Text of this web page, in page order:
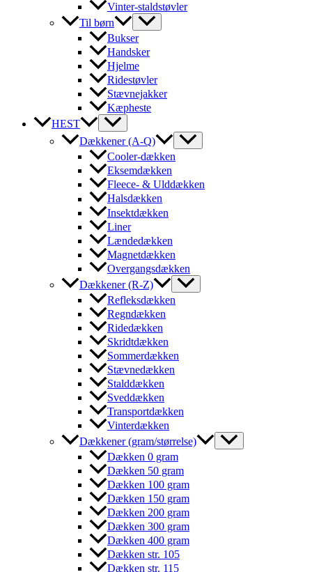
Vinter-staldstøvler
Til børn
Bukser
Handsker
Hjelme
Ridestøvler
Stævnejakker
Kæpheste
HEST
Dækkener (A-Q)
Cooler-dækken
Eksemdækken
Fleece- & Ulddækken
Halsdækken
Insektdækken
Liner
Lændedækken
Magnetdækken
Overgangsdækken
Dækkener (R-Z)
Refleksdækken
Regndækken
Ridedækken
Skridtdækken
Sommerdækken
Stævnedækken
Stalddækken
Sveddækken
Transportdækken
Vinterdækken
Dækkener (gram/størrelse)
Dækken 0 gram
Dækken 50 gram
Dækken 100 gram
Dækken 150 gram
Dækken 200 gram
Dækken 300 gram
Dækken 400 gram
Dækken str. 105
Dækken str. 115